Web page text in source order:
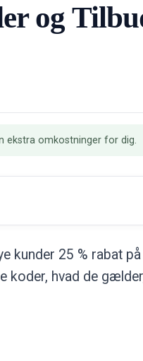
og
ekstra omkostninger for dig.
kunder 25 % rabat
koder, hvad de